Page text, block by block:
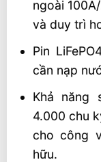
ngoài
và duy trì
Pin
cần nạp
Khả năng
4.000 chu
cho công
hữu.